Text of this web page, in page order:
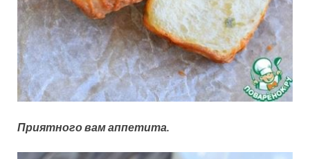
Приятного вам аппетита.